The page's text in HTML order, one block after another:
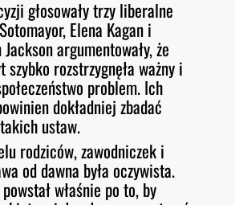
głosowały trzy liberalne
Elena Kagan i
argumentowały, że
szybko rozstrzygnęła ważny i
problem. Ich
dokładniej zbadać
ustaw.
rodziców, zawodniczek i
od dawna była oczywista.
właśnie po to, by